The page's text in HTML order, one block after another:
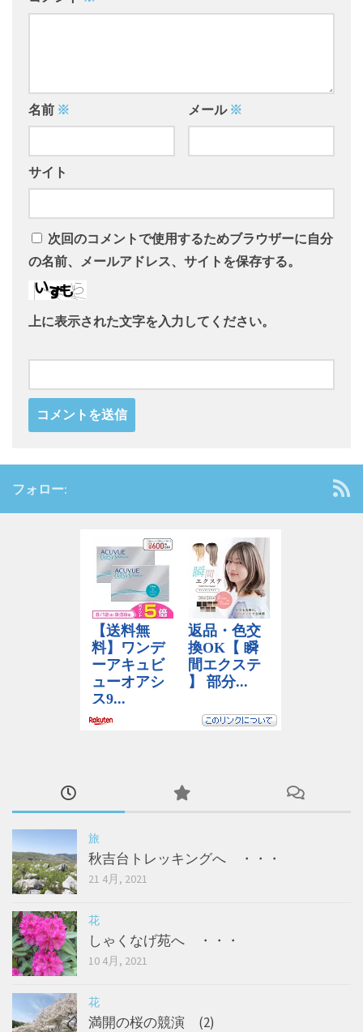
名前 ※ メール ※
サイト
次回のコメントで使用するためブラウザーに自分
の名前、メールアドレス、サイトを保存する。
上に表示された文字を入力してください。
フォロー:
旅
秋吉台トレッキングへ ・・・
21 4月, 2021
花
しゃくなげ苑へ ・・・
10 4月, 2021
花
満開の桜の競演 (2)